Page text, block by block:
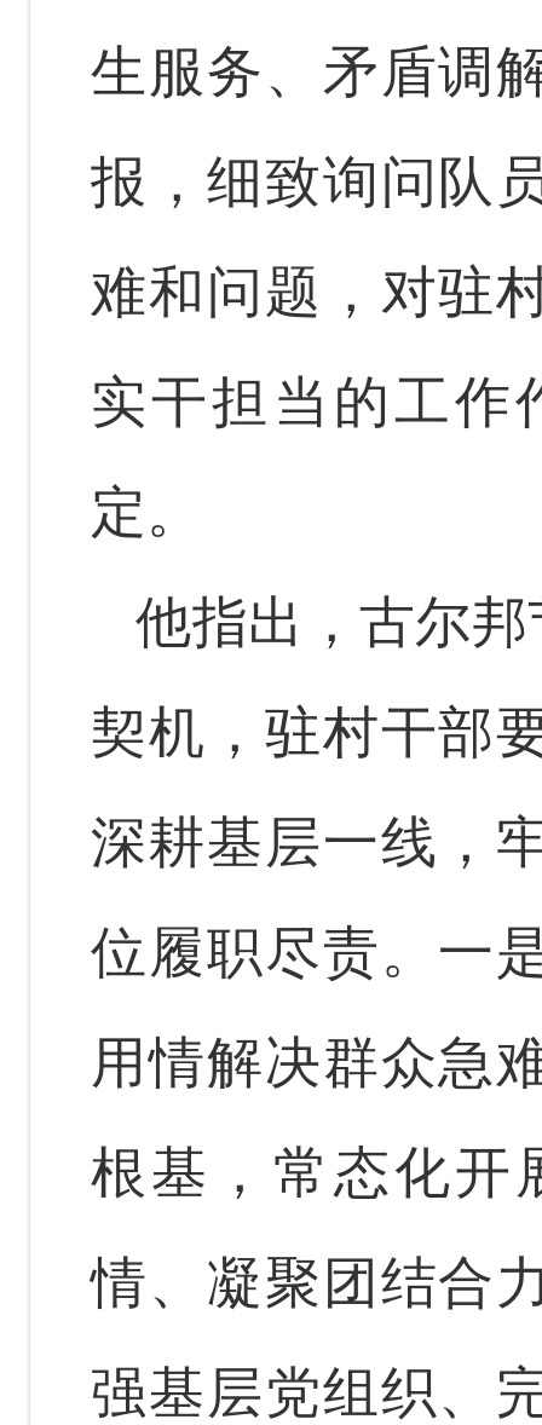
生服务、矛盾调
报，细致询问队
难和问题，对驻
实干担当的工作
定。
他指出，古尔
契机，驻村干部
深耕基层一线，
位履职尽责。一
用情解决群众急
根基，常态化开
情、凝聚团结合
强基层党组织、